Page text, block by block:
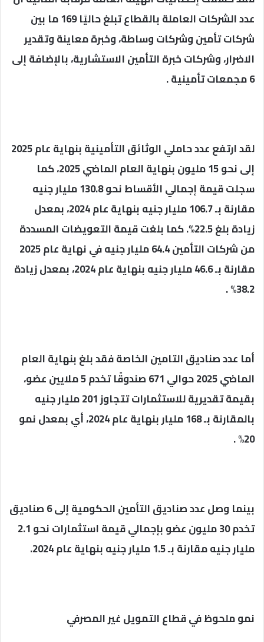
عدد الشركات العاملة بالقطاع تبلغ حاليًا 169 ما بين
شركات تأمين وشركات وساطة، وخبرة معاينة وتقدير
الاضرار، وشركات خبرة التأمين الاستشارية، بالإضافة إلى
6 مجمعات تأمينية .
لقد ارتفع عدد حاملي الوثائق التأمينية بنهاية عام 2025
إلى نحو 15 مليون بنهاية العام الماضي 2025، كما
سجلت قيمة إجمالي الأقساط نحو 130.8 مليار جنيه
مقارنة بـ 106.7 مليار جنيه بنهاية عام 2024، بمعدل
زيادة بلغ 22.5%. كما بلغت قيمة التعويضات المسددة
من شركات التأمين 64.4 مليار جنيه في نهاية عام 2025
مقارنة بـ 46.6 مليار جنيه بنهاية عام 2024، بمعدل زيادة
38.2% .
أما عدد صناديق التامين الخاصة فقد بلغ بنهاية العام
الماضي 2025 حوالي 671 صندوقًا تخدم 5 ملايين عضو،
بقيمة تقديرية للاستثمارات تتجاوز 201 مليار جنيه
بالمقارنة بـ 168 مليار بنهاية عام 2024، أي بمعدل نمو
20% .
بينما وصل عدد صناديق التأمين الحكومية إلى 6 صناديق
تخدم 30 مليون عضو بإجمالي قيمة استثمارات نحو 2.1
مليار جنيه مقارنة بـ 1.5 مليار جنيه بنهاية عام 2024.
نمو ملحوظ في قطاع التمويل غير المصرفي